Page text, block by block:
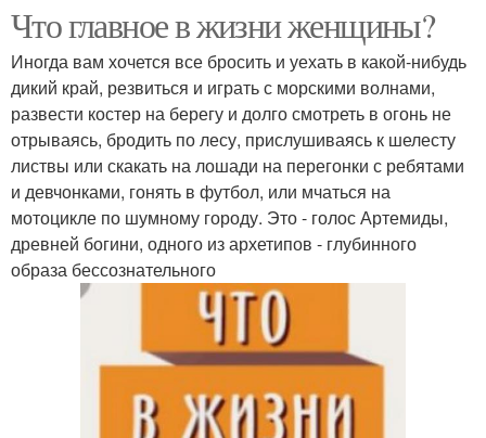
Что главное в жизни женщины?
Иногда вам хочется все бросить и уехать в какой-нибудь
дикий край, резвиться и играть с морскими волнами,
развести костер на берегу и долго смотреть в огонь не
отрываясь, бродить по лесу, прислушиваясь к шелесту
листвы или скакать на лошади на перегонки с ребятами
и девчонками, гонять в футбол, или мчаться на
мотоцикле по шумному городу. Это - голос Артемиды,
древней богини, одного из архетипов - глубинного
образа бессознательного